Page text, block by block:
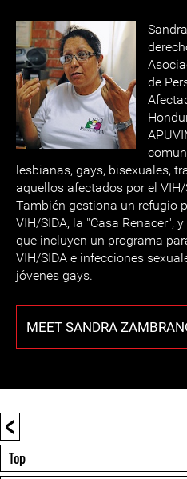
de
lesbianas, gays, bisexuales,
aquellos afectados por el VIH/
También gestiona un refugio
VIH/SIDA, la "Casa Renacer",
que incluyen un programa
VIH/SIDA e infecciones
jóvenes gays.
MEET SANDRA
<
Top